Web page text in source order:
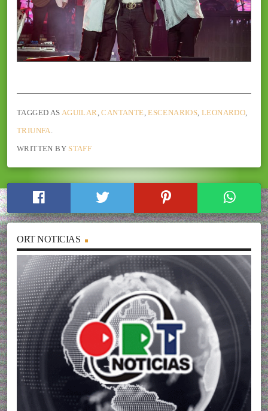
TAGGED AS AGUILAR,CANTANTE,ESCENARIOS,LEONARDO,
TRIUNFA.
WRITTEN BY STAFF
ORT NOTICIAS